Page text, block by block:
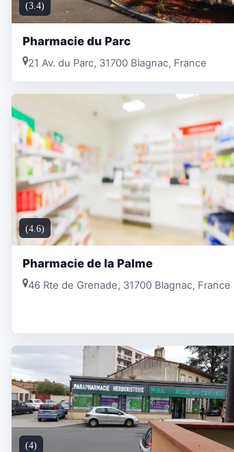
(3.4)
Pharmacie du Parc
21 Av. du Parc, 31700 Blagnac, France
(4.6)
Pharmacie de la Palme
46 Rte de Grenade, 31700 Blagnac, France
(4)